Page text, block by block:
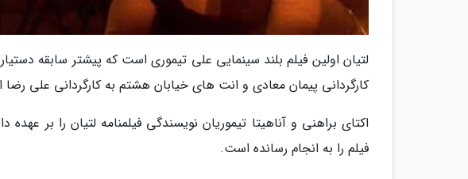
لتیان اولین فیلم بلند سینمایی علی تیموری است که پیشتر سابقه
کارگردانی پیمان معادی و انت های خیابان هشتم به کارگردانی علی
اکتای براهنی و آناهیتا تیموریان نویسندگی فیلمنامه لتیان را بر
فیلم را به انجام رسانده است.